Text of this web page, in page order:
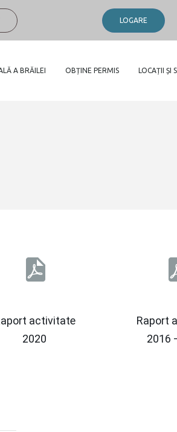
LOGARE
A BRĂILEI OBȚINE PERMIS LOCAȚII ȘI
activitate
2020
Raport
2016